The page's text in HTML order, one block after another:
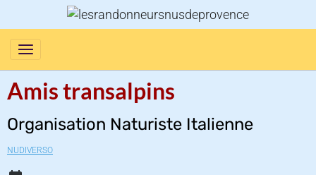
Amis transalpins
Organisation Naturiste Italienne
NUDIVERSO